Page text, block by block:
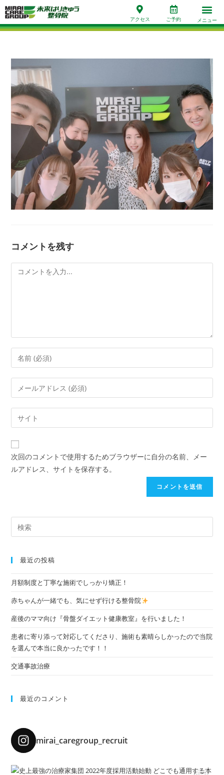
アクセス ご予約 メニュー
コメントを残す
次回のコメントで使用するためブラウザーに自分の名前、メー
ルアドレス、サイトを保存する。
最近の投稿
月額制度と丁寧な施術でしっかり矯正！
赤ちゃんが一緒でも、気にせず行ける整骨院
産後のママ向け『骨盤ダイエット健康教室』を行いました！
患者に寄り添って対応してくださり、施術も素晴らしかったので当院
を選んで本当に良かったです！！
交通事故治療
最近のコメント
mirai_caregroup_recruit